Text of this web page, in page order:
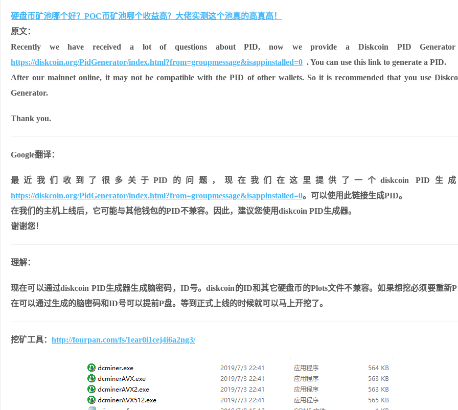
硬盘币矿池哪个好？POC币矿池哪个收益高？大佬实测这个池真的高真高！
原文：
Recently we have received a lot of questions about PID, now we provide a Diskcoin PID Generator
https://diskcoin.org/PidGenerator/index.html?from=groupmessage&isappinstalled=0 . You can use this link to generate a PID.
After our mainnet online, it may not be compatible with the PID of other wallets. So it is recommended that you use
Generator.
Thank you.
Google翻译：
最近我们收到了很多关于PID的问题，现在我们在这里提供了一个diskcoin PID生
https://diskcoin.org/PidGenerator/index.html?from=groupmessage&isappinstalled=0。可以使用此链接生成PID。
在我们的主机上线后，它可能与其他钱包的PID不兼容。因此，建议您使用diskcoin PID生成器。
谢谢您！
理解：
现在可以通过diskcoin PID生成器生成脑密码，ID号。diskcoin的ID和其它硬盘币的Plots文件不兼容。如果想挖必须要重新
在可以通过生成的脑密码和ID号可以提前P盘。等到正式上线的时候就可以马上开挖了。
挖矿工具： http://fourpan.com/fs/1ear0i1cej4i6a2ng3/